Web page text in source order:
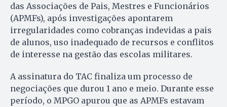
das Associações de Pais, Mestres e Funcionários
(APMFs), após investigações apontarem
irregularidades como cobranças indevidas a pais
de alunos, uso inadequado de recursos e conflitos
de interesse na gestão das escolas militares.
A assinatura do TAC finaliza um processo de
negociações que durou 1 ano e meio. Durante esse
período, o MPGO apurou que as APMFs estavam